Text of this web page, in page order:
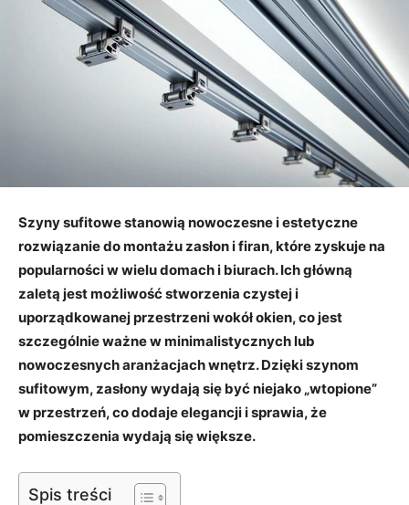
Szyny sufitowe stanowią nowoczesne i estetyczne
rozwiązanie do montażu zasłon i firan, które zyskuje na
popularności w wielu domach i biurach. Ich główną
zaletą jest możliwość stworzenia czystej i
uporządkowanej przestrzeni wokół okien, co jest
szczególnie ważne w minimalistycznych lub
nowoczesnych aranżacjach wnętrz. Dzięki szynom
sufitowym, zasłony wydają się być niejako „wtopione”
w przestrzeń, co dodaje elegancji i sprawia, że
pomieszczenia wydają się większe.
Spis treści